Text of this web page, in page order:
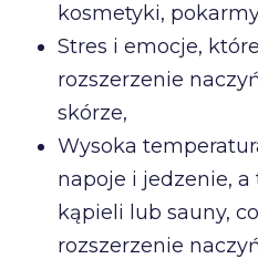
kosmetyki,
Stres i emocje,
rozszerzenie
skórze,
Wysoka
napoje i jedzenie, a
kąpieli lub sauny,
rozszerzenie